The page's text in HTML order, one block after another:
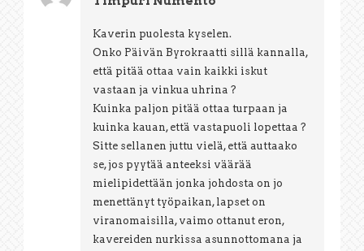
Kaverin puolesta kyselen.
Onko Päivän Byrokraatti sillä kannalla,
että pitää ottaa vain kaikki iskut
vastaan ja vinkua uhrina ?
Kuinka paljon pitää ottaa turpaan ja
kuinka kauan, että vastapuoli lopettaa ?
Sitte sellanen juttu vielä, että auttaako
se, jos pyytää anteeksi väärää
mielipidettään jonka johdosta on jo
menettänyt työpaikan, lapset on
viranomaisilla, vaimo ottanut eron,
kavereiden nurkissa asunnottomana ja